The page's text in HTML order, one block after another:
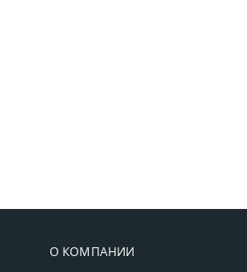
О КОМПАНИИ